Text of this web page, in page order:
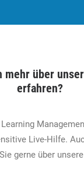
mehr über
erfahren?
Live-Hilfe.
gerne über